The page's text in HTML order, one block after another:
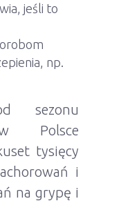
jeśli to
np.
sezonu
w Polsce
tysięcy
i
na grypę i